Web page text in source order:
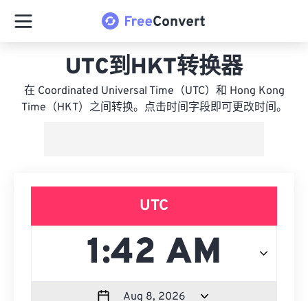
UTC到HKT转换器
在 Coordinated Universal Time（UTC）和 Hong Kong
Time（HKT）之间转换。点击时间字段即可更改时间。
UTC